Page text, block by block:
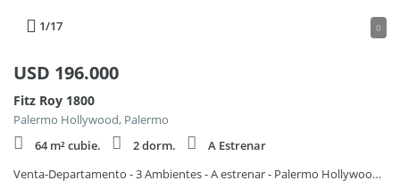
1/17 0
USD 196.000
Fitz Roy 1800
Palermo Hollywood, Palermo
64 m² cubie.
2 dorm.
A Estrenar
Venta-Departamento - 3 Ambientes - A estrenar - Palermo Hollywood - Balcón